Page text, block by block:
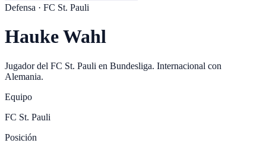
Defensa · FC St. Pauli
Hauke Wahl
Jugador del FC St. Pauli en Bundesliga. Internacional con
Alemania.
Equipo
FC St. Pauli
Posición